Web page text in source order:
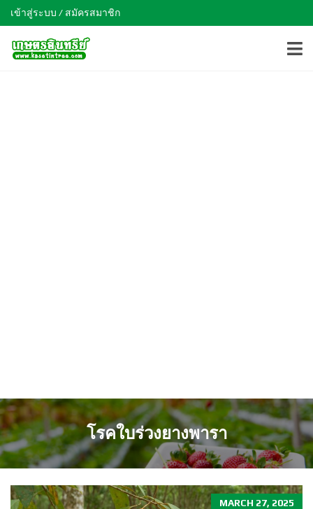
เข้าสู่ระบบ / สมัครสมาชิก
โรคใบร่วงยางพารา
MARCH 27, 2025